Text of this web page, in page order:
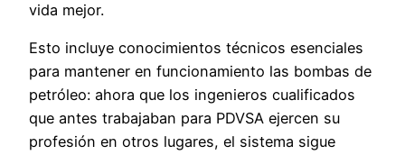
vida mejor.
Esto incluye conocimientos técnicos esenciales
para mantener en funcionamiento las bombas de
petróleo: ahora que los ingenieros cualificados
que antes trabajaban para PDVSA ejercen su
profesión en otros lugares, el sistema sigue